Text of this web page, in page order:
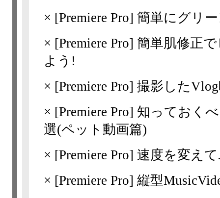
× [Premiere Pro] 簡単にグリ
× [Premiere Pro] 簡単肌修正
よう!
× [Premiere Pro] 撮影した
× [Premiere Pro] 知っておく
選(ペット動画篇)
× [Premiere Pro] 速度を変え
× [Premiere Pro] 縦型